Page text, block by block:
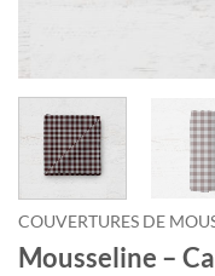
COUVERTURES DE
Mousseline –